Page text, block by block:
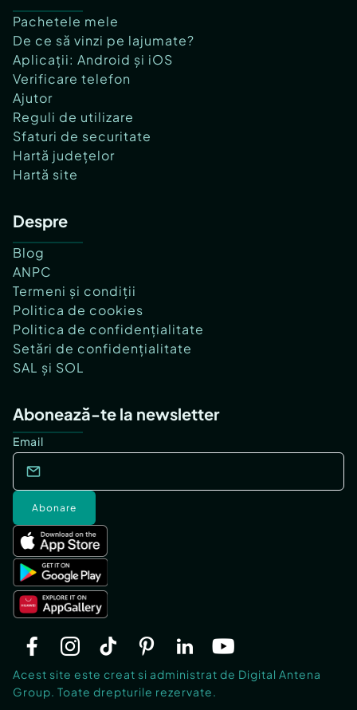
Pachetele mele
De ce să vinzi pe lajumate?
Aplicații: Android și iOS
Verificare telefon
Ajutor
Reguli de utilizare
Sfaturi de securitate
Hartă județelor
Hartă site
Despre
Blog
ANPC
Termeni și condiții
Politica de cookies
Politica de confidențialitate
Setări de confidențialitate
SAL și SOL
Abonează-te la newsletter
Email
Abonare
Acest site este creat si administrat de Digital Antena
Group. Toate drepturile rezervate.